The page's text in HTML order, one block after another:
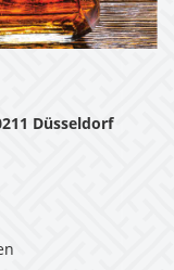
Düsseldorf